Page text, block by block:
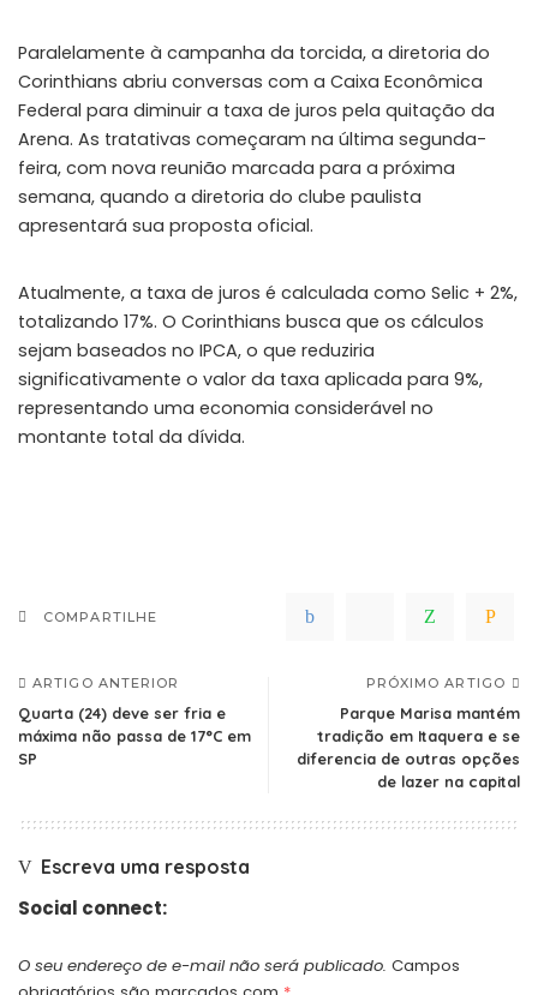
Paralelamente à campanha da torcida, a diretoria do
Corinthians abriu conversas com a Caixa Econômica
Federal para diminuir a taxa de juros pela quitação da
Arena. As tratativas começaram na última segunda-
feira, com nova reunião marcada para a próxima
semana, quando a diretoria do clube paulista
apresentará sua proposta oficial.
Atualmente, a taxa de juros é calculada como Selic + 2%,
totalizando 17%. O Corinthians busca que os cálculos
sejam baseados no IPCA, o que reduziria
significativamente o valor da taxa aplicada para 9%,
representando uma economia considerável no
montante total da dívida.
COMPARTILHE
ARTIGO ANTERIOR
Quarta (24) deve ser fria e
máxima não passa de 17°C em
SP
PRÓXIMO ARTIGO
Parque Marisa mantém
tradição em Itaquera e se
diferencia de outras opções
de lazer na capital
Escreva uma resposta
Social connect:
O seu endereço de e-mail não será publicado. Campos